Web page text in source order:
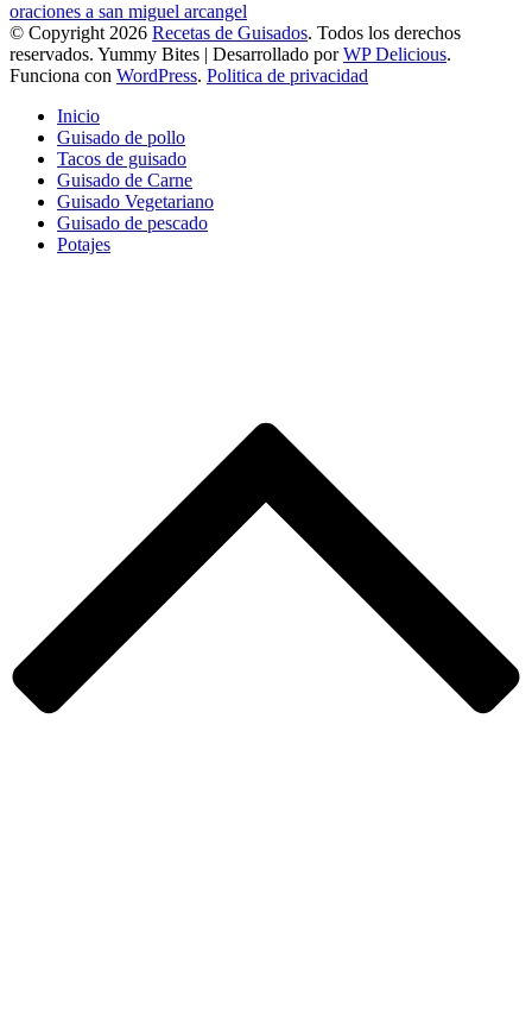
oraciones a san miguel arcangel
© Copyright 2026 Recetas de Guisados. Todos los derechos
reservados. Yummy Bites | Desarrollado porWP Delicious.
Funciona con WordPress. Politica de privacidad
Inicio
Guisado de pollo
Tacos de guisado
Guisado de Carne
Guisado Vegetariano
Guisado de pescado
Potajes